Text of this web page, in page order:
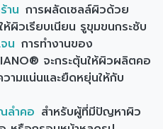
าน การผลัดเซลล์ผิวด้วย
ห้ผิวเรียบเนียน รูขุมขนกระชับ
น การทำงานของ
จะกระตุ้นให้ผิวผลิตคอ
วามแน่นและยืดหยุ่นให้กับ
ลำคอ สำหรับผู้ที่มีปัญหาผิว